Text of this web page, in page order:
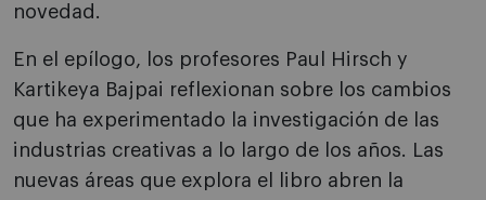
novedad.
En el epílogo, los profesores Paul Hirsch y
Kartikeya Bajpai reflexionan sobre los cambios
que ha experimentado la investigación de las
industrias creativas a lo largo de los años. Las
nuevas áreas que explora el libro abren la